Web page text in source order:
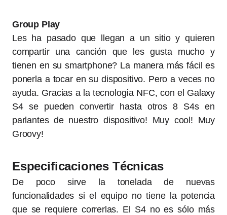
Group Play
Les ha pasado que llegan a un sitio y quieren
compartir una canción que les gusta mucho y
tienen en su smartphone? La manera más fácil es
ponerla a tocar en su dispositivo. Pero a veces no
ayuda. Gracias a la tecnología NFC, con el Galaxy
S4 se pueden convertir hasta otros 8 S4s en
parlantes de nuestro dispositivo! Muy cool! Muy
Groovy!
Especificaciones Técnicas
De poco sirve la tonelada de nuevas
funcionalidades si el equipo no tiene la potencia
que se requiere correrlas. El S4 no es sólo más